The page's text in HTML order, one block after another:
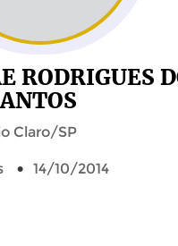
RODRIGUES
Claro/SP
14/10/2014